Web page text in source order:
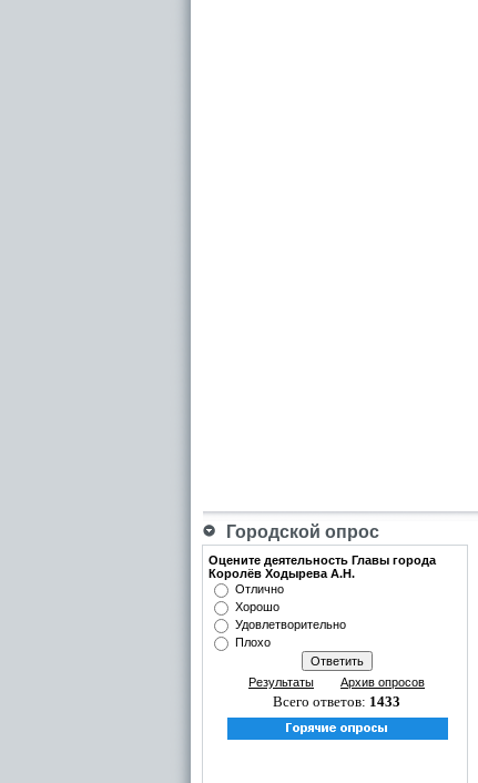
Городской опрос
Оцените деятельность Главы города
Королёв Ходырева А.Н.
Отлично
Хорошо
Удовлетворительно
Плохо
Результаты Архив опросов
Всего ответов: 1433